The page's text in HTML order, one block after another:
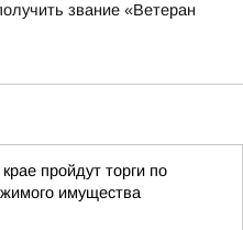
звание «Ветеран
пройдут торги по
имущества